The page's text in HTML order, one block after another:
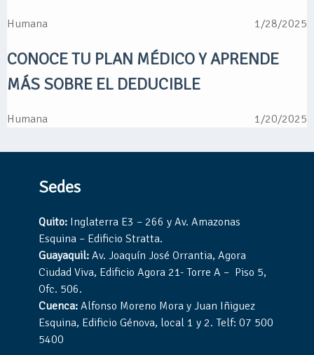
Humana 1/28/2025
CONOCE TU PLAN MÉDICO Y APRENDE
MÁS SOBRE EL DEDUCIBLE
Humana 1/20/2025
Sedes
Quito:Inglaterra E3 – 266 y Av. Amazonas
Esquina – Edificio Stratta.
Guayaquil: Av. Joaquín José Orrantia, Agora
Ciudad Viva, Edificio Agora 21- Torre A – Piso 5,
Ofc. 506.
Cuenca:Alfonso Moreno Mora y Juan Iñiguez
Esquina, Edificio Génova, local 1 y 2. Telf: 07 500
5400